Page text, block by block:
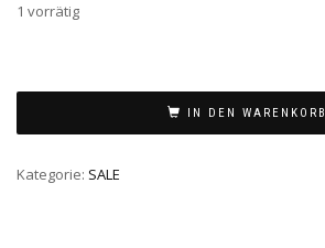
1 vorrätig
IN DEN WARENKORB
Kategorie: SALE